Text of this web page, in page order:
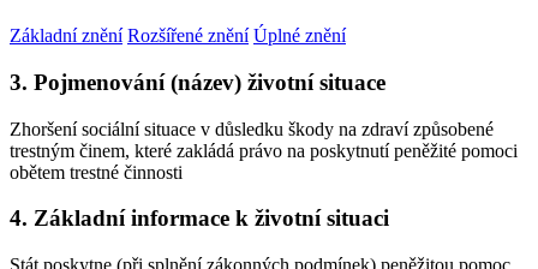
Základní znění Rozšířené znění Úplné znění
3. Pojmenování (název) životní situace
Zhoršení sociální situace v důsledku škody na zdraví způsobené
trestným činem, které zakládá právo na poskytnutí peněžité pomoci
obětem trestné činnosti
4. Základní informace k životní situaci
Stát poskytne (při splnění zákonných podmínek) peněžitou pomoc